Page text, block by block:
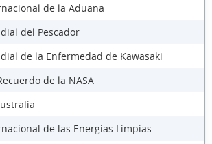
de la Aduana
del Pescador
de la Enfermedad de Kawasaki
de la NASA
de las Energias Limpias